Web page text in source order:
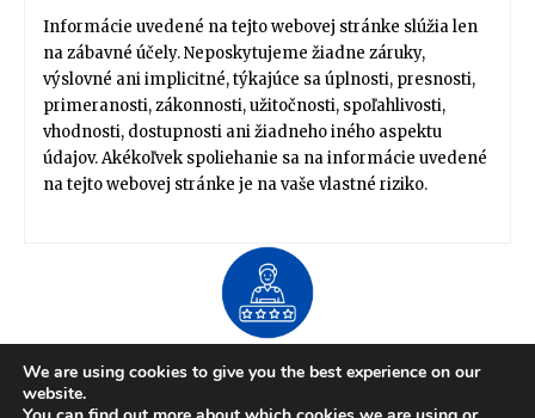
Informácie uvedené na tejto webovej stránke slúžia len
na zábavné účely. Neposkytujeme žiadne záruky,
výslovné ani implicitné, týkajúce sa úplnosti, presnosti,
primeranosti, zákonnosti, užitočnosti, spoľahlivosti,
vhodnosti, dostupnosti ani žiadneho iného aspektu
údajov. Akékoľvek spoliehanie sa na informácie uvedené
na tejto webovej stránke je na vaše vlastné riziko.
About US
Zdravie / Životný štýl
Domov / Záhrada
Financie / Práca / Kariéra
Móda / Štýl Tipy / Návody
We are using cookies to give you the best experience on our
website.